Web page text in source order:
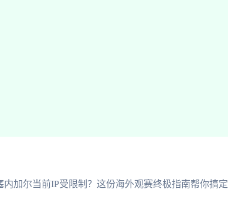
内加尔当前IP受限制？这份海外观赛终极指南帮你搞定